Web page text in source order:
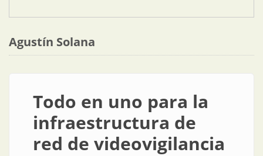
Agustín Solana
Todo en uno para la
infraestructura de
red de videovigilancia